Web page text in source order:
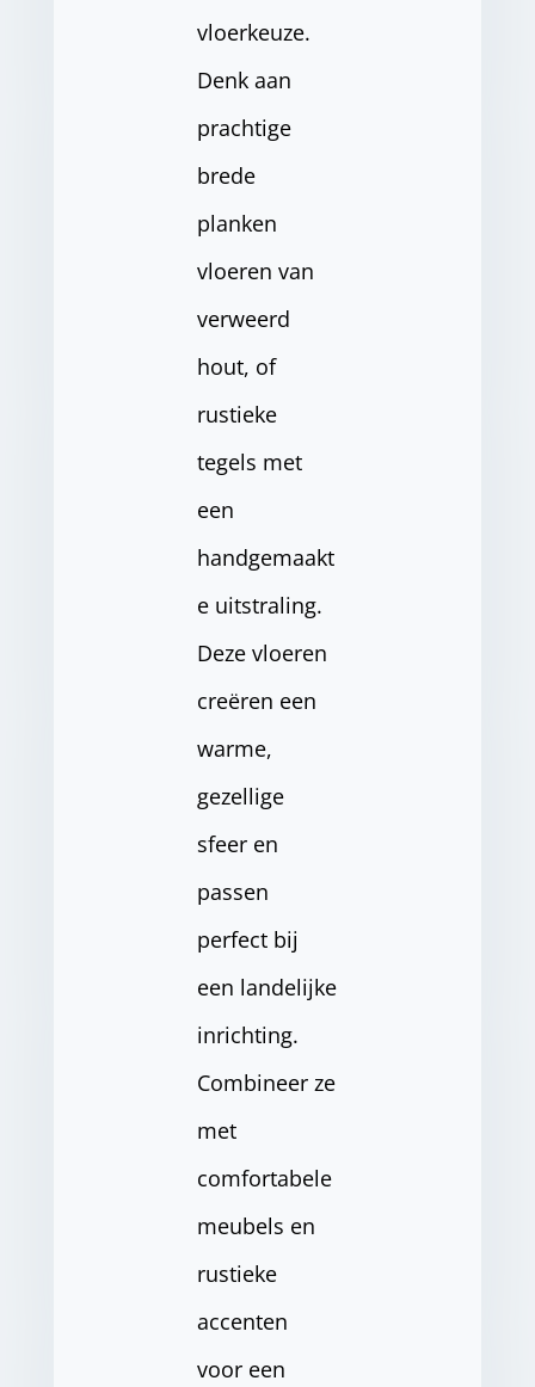
vloerkeuze.
Denk aan
prachtige
brede
planken
vloeren van
verweerd
hout, of
rustieke
tegels met
een
handgemaakt
e uitstraling.
Deze vloeren
creëren een
warme,
gezellige
sfeer en
passen
perfect bij
een landelijke
inrichting.
Combineer ze
met
comfortabele
meubels en
rustieke
accenten
voor een